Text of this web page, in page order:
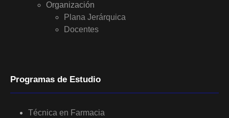
Organización
Plana Jerárquica
Docentes
Programas de Estudio
Técnica en Farmacia